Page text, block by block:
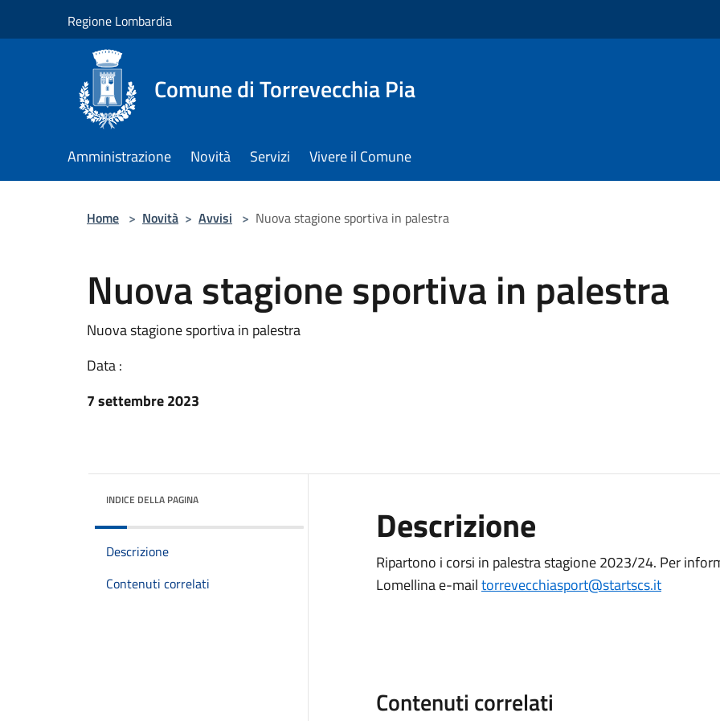
Regione Lombardia
Comune di Torrevecchia Pia
Amministrazione Novità Servizi Vivere il Comune
Home > Novità > Avvisi > Nuova stagione sportiva in palestra
Nuova stagione sportiva in palestra
Nuova stagione sportiva in palestra
Data :
7 settembre 2023
INDICE DELLA PAGINA
Descrizione
Contenuti correlati
Descrizione
Ripartono i corsi in palestra stagione 2023/24. Per
Lomellina e-mailtorrevecchiasport@startscs.it
Contenuti correlati